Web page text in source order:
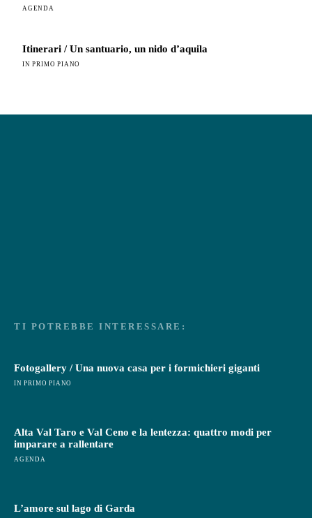
AGENDA
Itinerari / Un santuario, un nido d’aquila
IN PRIMO PIANO
TI POTREBBE INTERESSARE:
Fotogallery / Una nuova casa per i formichieri giganti
IN PRIMO PIANO
Alta Val Taro e Val Ceno e la lentezza: quattro modi per
imparare a rallentare
AGENDA
L’amore sul lago di Garda